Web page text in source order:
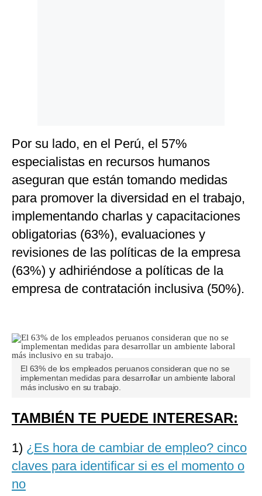
Por su lado, en el Perú, el 57%
especialistas en recursos humanos
aseguran que están tomando medidas
para promover la diversidad en el trabajo,
implementando charlas y capacitaciones
obligatorias (63%), evaluaciones y
revisiones de las políticas de la empresa
(63%) y adhiriéndose a políticas de la
empresa de contratación inclusiva (50%).
El 63% de los empleados peruanos consideran que no se
implementan medidas para desarrollar un ambiente laboral
más inclusivo en su trabajo.
TAMBIÉN TE PUEDE INTERESAR:
1) ¿Es hora de cambiar de empleo? cinco
claves para identificar si es el momento o
no